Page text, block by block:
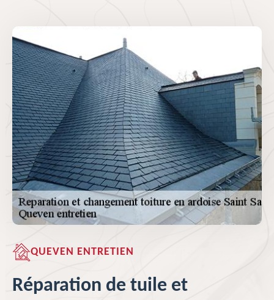
QUEVEN ENTRETIEN
Réparation de tuile et